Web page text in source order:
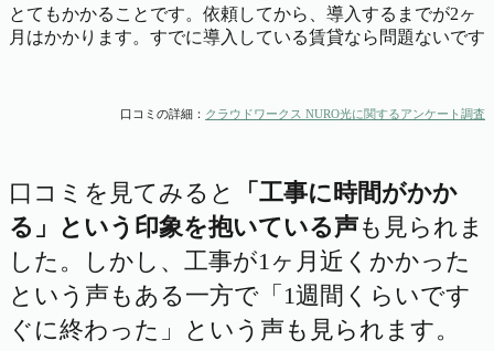
とてもかかることです。依頼してから、導入するまでが2ヶ
月はかかります。すでに導入している賃貸なら問題ないです
口コミの詳細： クラウドワークス NURO光に関するアンケート調査
口コミを見てみると
「工事に時間がかか
る」という印象を抱いている声も見られま
した。しかし、工事が1ヶ月近くかかった
という声もある一方で「1週間くらいです
ぐに終わった」という声も見られます。